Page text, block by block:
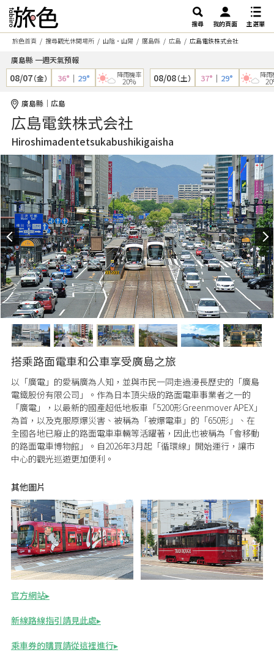
搜尋 我的頁面
主選單
旅色首頁
搜尋觀光休閒場所 山陰・山陽 廣島縣 広島 広島電鉄株式会社
廣島縣 一週天氣預報
07（金） 36° ｜29° 降雨機率
20% 08/08（土） 37° ｜29° 降雨機率
20%
廣島縣｜広島
広島電鉄株式会社
Hiroshimadentetsukabushikigaisha
搭乘路面電車和公車享受廣島之旅
以「廣電」的愛稱廣為人知，並與市民一同走過漫長歷史的「廣島
電鐵股份有限公司」。作為日本頂尖級的路面電車事業者之一的
「廣電」，以最新的國產超低地板車「5200形Greenmover APEX」
為首，以及克服原爆災害、被稱為「被爆電車」的「650形」、在
全國各地已廢止的路面電車車輛等活躍著，因此也被稱為「會移動
的路面電車博物館」。自2026年3月起「循環線」開始運行，讓市
中心的觀光巡遊更加便利。
其他圖片
官方網站
新線路線指引請見此處
乘車券的購買請從這裡進行